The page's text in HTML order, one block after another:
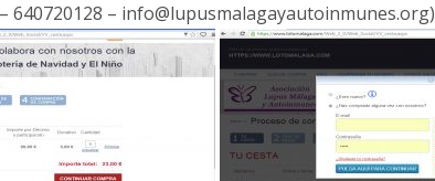
– info@lupusmalagayautoinmunes.org)